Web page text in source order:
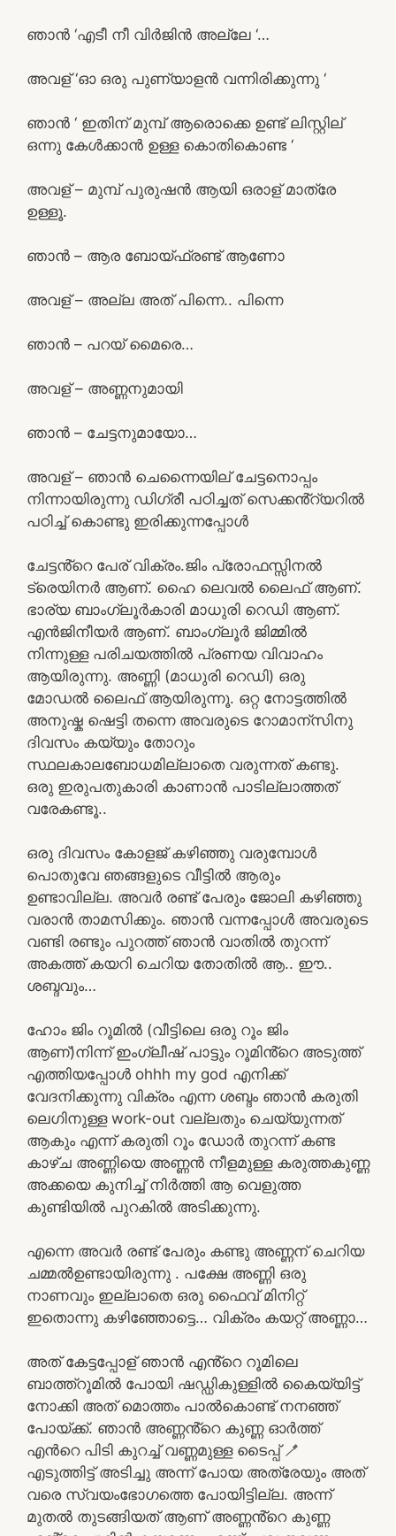
ഞാൻ ‘എടീ നീ വിർജിൻ അല്ലേ ‘…
അവള് ‘ഓ ഒരു പുണ്യാളൻ വന്നിരിക്കുന്നു ‘
ഞാൻ ‘ ഇതിന് മുമ്പ് ആരൊക്കെ ഉണ്ട് ലിസ്റ്റില്
ഒന്നു കേൾക്കാൻ ഉള്ള കൊതികൊണ്ട ‘
അവള് – മുമ്പ് പുരുഷൻ ആയി ഒരാള് മാത്രേ
ഉള്ളൂ.
ഞാൻ – ആര ബോയ്ഫ്രണ്ട് ആണോ
അവള് – അല്ല അത് പിന്നെ.. പിന്നെ
ഞാൻ – പറയ് മൈരെ…
അവള് – അണ്ണനുമായി
ഞാൻ – ചേട്ടനുമായോ…
അവള് – ഞാൻ ചെന്നൈയില് ചേട്ടനൊപ്പം
നിന്നായിരുന്നു ഡിഗ്രീ പഠിച്ചത് സെക്കൻ്റ്യറിൽ
പഠിച്ച് കൊണ്ടു ഇരിക്കുന്നപ്പോൾ
ചേട്ടൻ്റെ പേര് വിക്രം.ജിം പ്രോഫസ്സിനൽ
ട്രെയിനർ ആണ്. ഹൈ ലെവൽ ലൈഫ് ആണ്.
ഭാര്യ ബാംഗ്ലൂർകാരി മാധുരി റെഡി ആണ്.
എൻജിനീയർ ആണ്. ബാംഗ്ലൂർ ജിമ്മിൽ
നിന്നുള്ള പരിചയത്തിൽ പ്രണയ വിവാഹം
ആയിരുന്നു. അണ്ണി (മാധുരി റെഡി) ഒരു
മോഡൽ ലൈഫ് ആയിരുന്നൂ. ഒറ്റ നോട്ടത്തിൽ
അനുഷ്ക ഷെട്ടി തന്നെ അവരുടെ റോമാന്സിനു
ദിവസം കയ്യും തോറും
സ്ഥലകാലബോധമില്ലാതെ വരുന്നത് കണ്ടു.
ഒരു ഇരുപതുകാരി കാണാൻ പാടില്ലാത്തത്
വരേകണ്ടൂ..
ഒരു ദിവസം കോളജ് കഴിഞ്ഞു വരുമ്പോൾ
പൊതുവേ ഞങ്ങളുടെ വീട്ടിൽ ആരും
ഉണ്ടാവില്ല. അവർ രണ്ട് പേരും ജോലി കഴിഞ്ഞു
വരാൻ താമസിക്കും. ഞാൻ വന്നപ്പോൾ അവരുടെ
വണ്ടി രണ്ടും പുറത്ത് ഞാൻ വാതിൽ തുറന്ന്
അകത്ത് കയറി ചെറിയ തോതിൽ ആ.. ഈ..
ശബ്ദവും…
ഹോം ജിം റൂമിൽ (വീട്ടിലെ ഒരു റൂം ജിം
ആണ്)നിന്ന് ഇംഗ്ലീഷ് പാട്ടും റൂമിൻ്റെ അടുത്ത്
എത്തിയപ്പോൾ ohhh my god എനിക്ക്
വേദനിക്കുന്നു വിക്രം എന്ന ശബ്ദം ഞാൻ കരുതി
ലെഗിനുള്ള work-out വല്ലതും ചെയ്യുന്നത്
ആകും എന്ന് കരുതി റൂം ഡോർ തുറന്ന് കണ്ട
കാഴ്ച അണ്ണിയെ അണ്ണൻ നീളമുള്ള കരുത്തകുണ്ണ
അക്കയെ കുനിച്ച് നിർത്തി ആ വെളുത്ത
കുണ്ടിയിൽ പുറകിൽ അടിക്കുന്നു.
എന്നെ അവർ രണ്ട് പേരും കണ്ടു അണ്ണന് ചെറിയ
ചമ്മൽഉണ്ടായിരുന്നു . പക്ഷേ അണ്ണി ഒരു
നാണവും ഇല്ലാതെ ഒരു ഫൈവ് മിനിറ്റ്
ഇതൊന്നു കഴിഞ്ഞോട്ടെ… വിക്രം കയറ്റ് അണ്ണാ…
അത് കേട്ടപ്പോള് ഞാൻ എൻ്റെ റൂമിലെ
ബാത്ത്റൂമിൽ പോയി ഷഡ്ഡികുള്ളിൽ കൈയ്യിട്ട്
നോക്കി അത് മൊത്തം പാൽകൊണ്ട് നനഞ്ഞ്
പോയ്ക്ക്. ഞാൻ അണ്ണൻ്റെ കുണ്ണ ഓർത്ത്
എൻറെ പിടി കുറച്ച് വണ്ണമുള്ള ടൈപ്പ് 🪥
എടുത്തിട്ട് അടിച്ചു അന്ന് പോയ അത്രേയും അത്
വരെ സ്വയംഭോഗത്തെ പോയിട്ടില്ല. അന്ന്
മുതൽ തുടങ്ങിയത് ആണ് അണ്ണൻ്റെ കുണ്ണ